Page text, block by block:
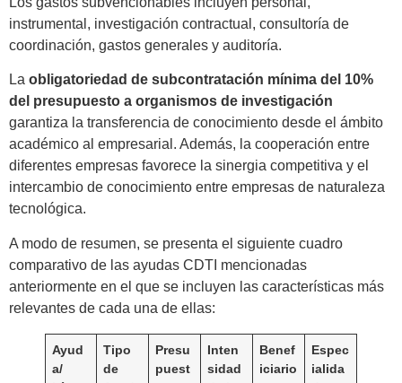
instrumental, investigación contractual, consultoría de
coordinación, gastos generales y auditoría.
La obligatoriedad de subcontratación mínima del 10%
del presupuesto a organismos de investigación
garantiza la transferencia de conocimiento desde el ámbito
académico al empresarial. Además, la cooperación entre
diferentes empresas favorece la sinergia competitiva y el
intercambio de conocimiento entre empresas de naturaleza
tecnológica.
A modo de resumen, se presenta el siguiente cuadro
comparativo de las ayudas CDTI mencionadas
anteriormente en el que se incluyen las características más
relevantes de cada una de ellas:
Ayud
a/
Tipo
de
Presu
puest
Inten
sidad
Benef
iciario
Espec
ialida